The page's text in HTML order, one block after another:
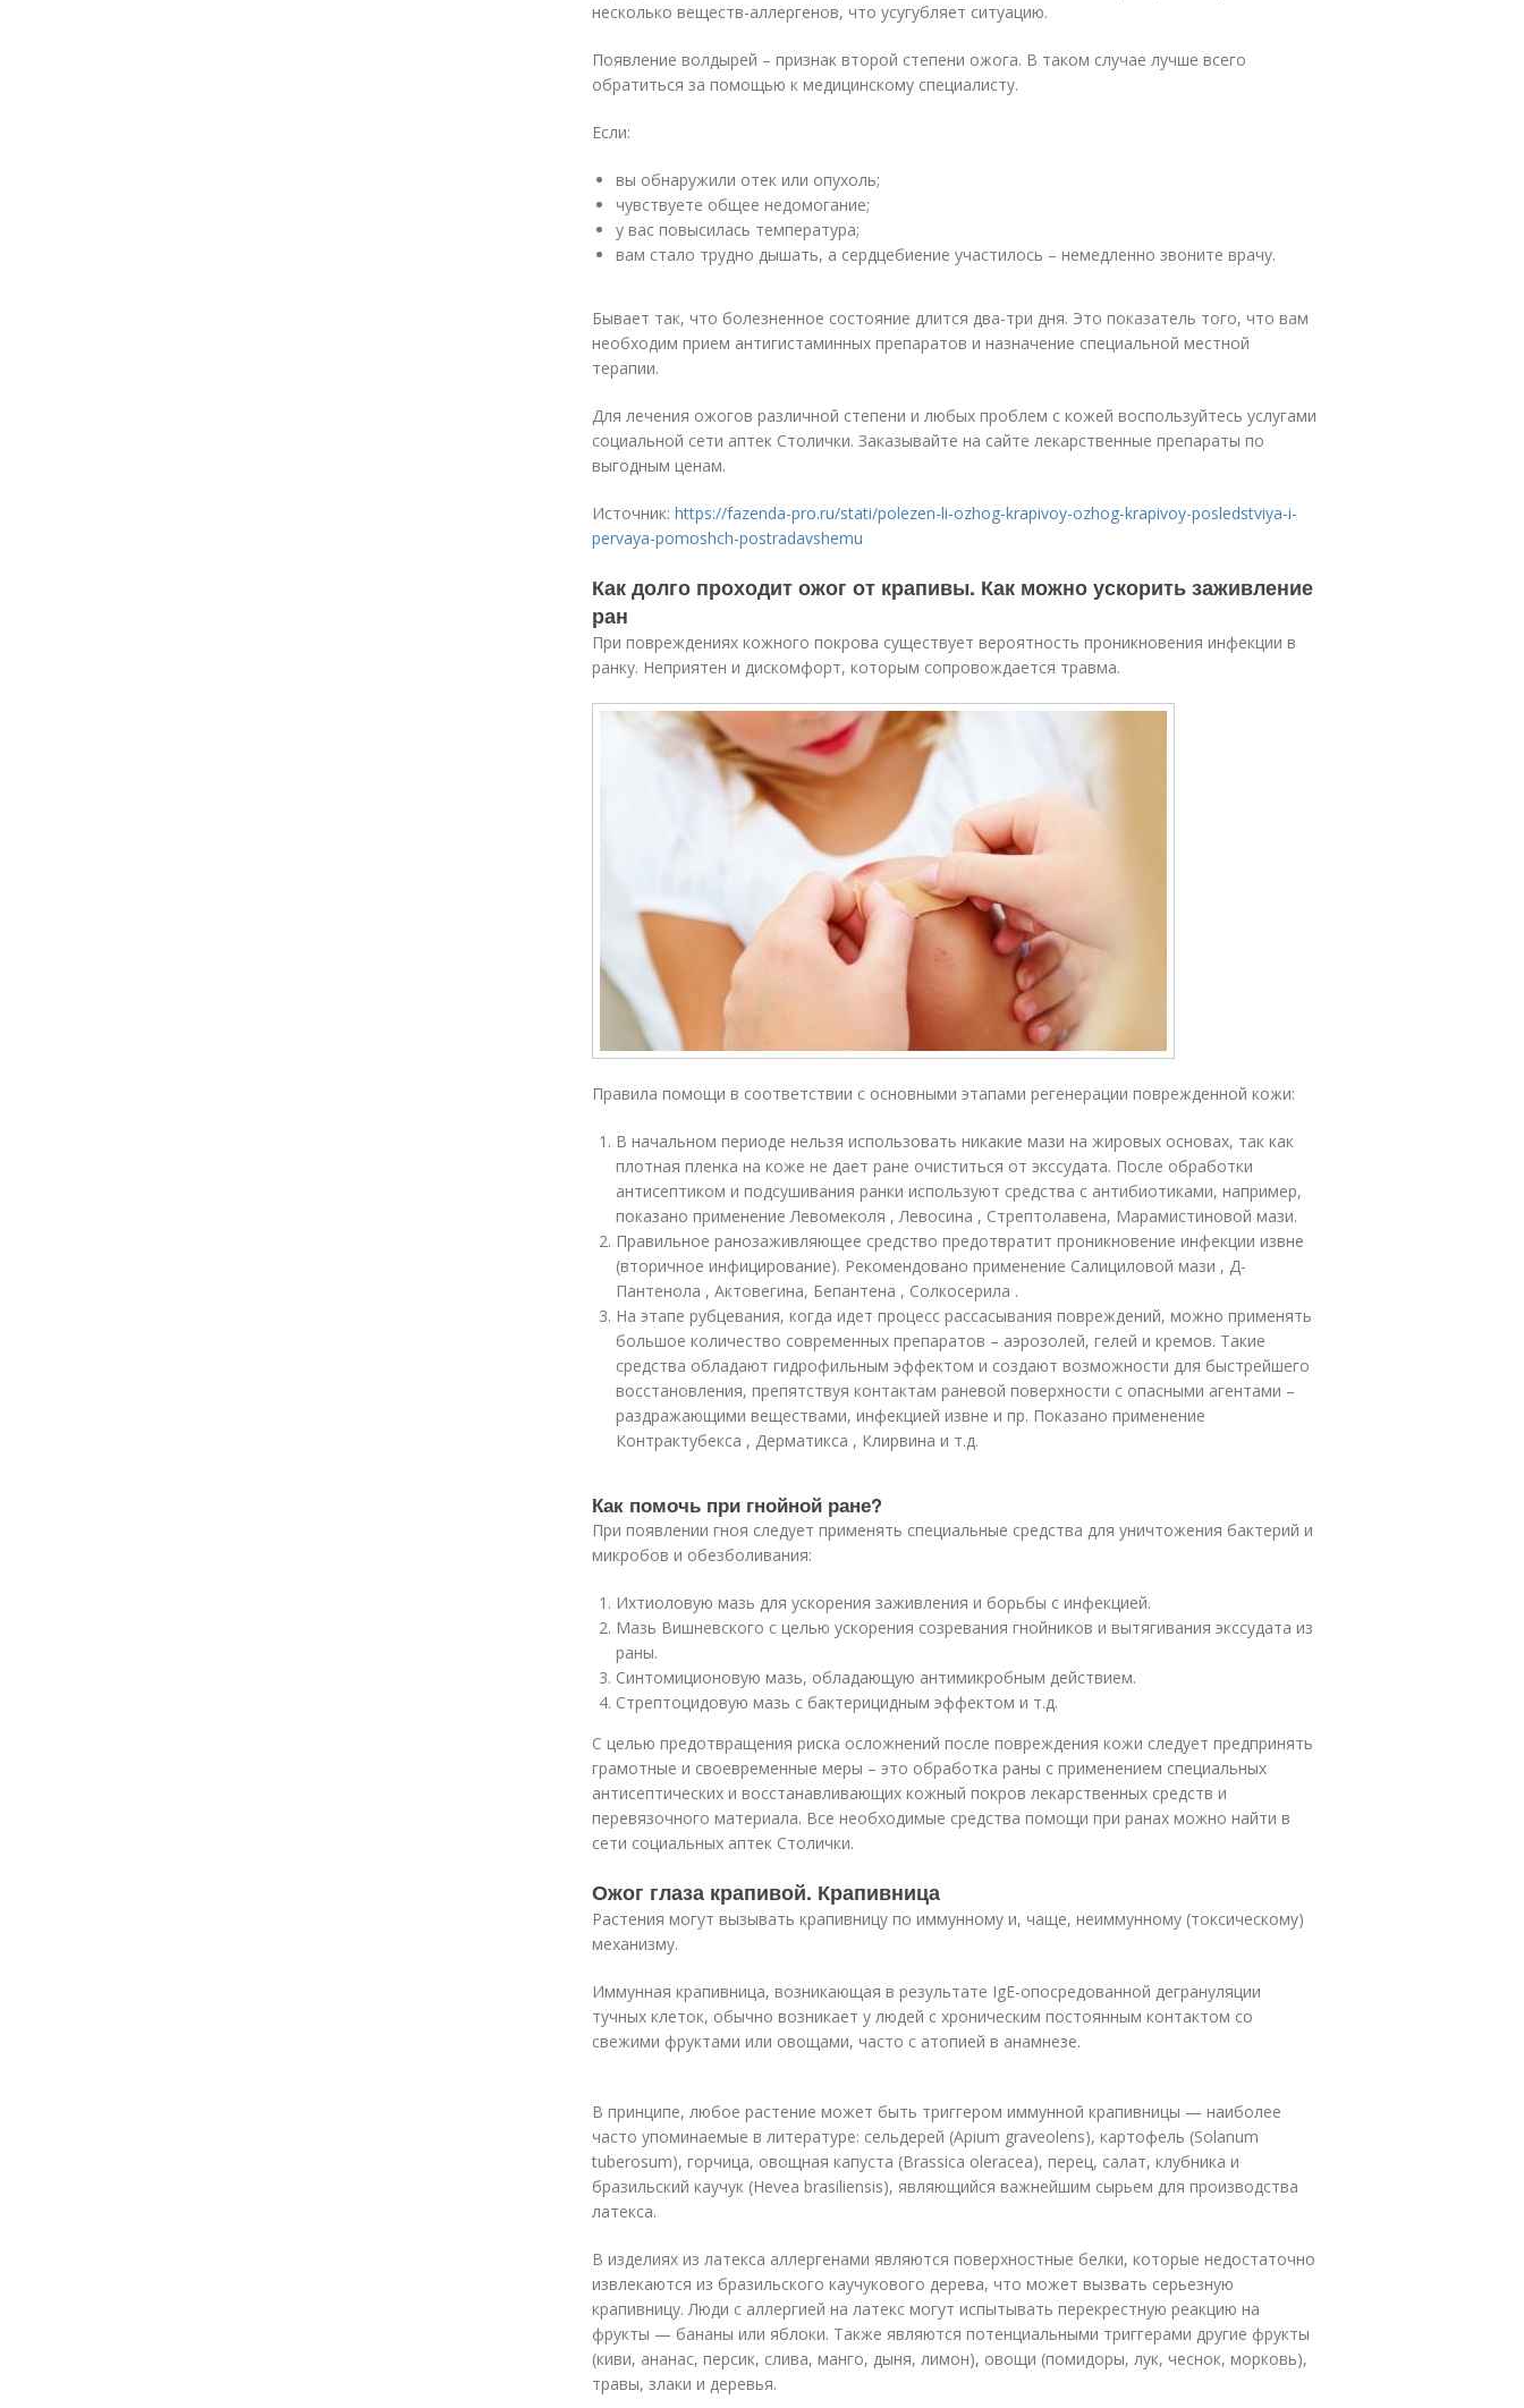
несколько веществ-аллергенов, что усугубляет ситуацию.
Появление волдырей – признак второй степени ожога. В таком случае лучше всего
обратиться за помощью к медицинскому специалисту.
Если:
вы обнаружили отек или опухоль;
чувствуете общее недомогание;
у вас повысилась температура;
вам стало трудно дышать, а сердцебиение участилось – немедленно звоните врачу.
Бывает так, что болезненное состояние длится два-три дня. Это показатель того, что вам
необходим прием антигистаминных препаратов и назначение специальной местной
терапии.
Для лечения ожогов различной степени и любых проблем с кожей воспользуйтесь услугами
социальной сети аптек Столички. Заказывайте на сайте лекарственные препараты по
выгодным ценам.
Источник: https://fazenda-pro.ru/stati/polezen-li-ozhog-krapivoy-ozhog-krapivoy-posledstviya-i-
pervaya-pomoshch-postradavshemu
Как долго проходит ожог от крапивы. Как можно ускорить заживление
ран
При повреждениях кожного покрова существует вероятность проникновения инфекции в
ранку. Неприятен и дискомфорт, которым сопровождается травма.
Правила помощи в соответствии с основными этапами регенерации поврежденной кожи:
В начальном периоде нельзя использовать никакие мази на жировых основах, так как
плотная пленка на коже не дает ране очиститься от экссудата. После обработки
антисептиком и подсушивания ранки используют средства с антибиотиками, например,
показано применение Левомеколя , Левосина , Стрептолавена, Марамистиновой мази.
Правильное ранозаживляющее средство предотвратит проникновение инфекции извне
(вторичное инфицирование). Рекомендовано применение Салициловой мази , Д-
Пантенола , Актовегина, Бепантена , Солкосерила .
На этапе рубцевания, когда идет процесс рассасывания повреждений, можно применять
большое количество современных препаратов – аэрозолей, гелей и кремов. Такие
средства обладают гидрофильным эффектом и создают возможности для быстрейшего
восстановления, препятствуя контактам раневой поверхности с опасными агентами –
раздражающими веществами, инфекцией извне и пр. Показано применение
Контрактубекса , Дерматикса , Клирвина и т.д.
Как помочь при гнойной ране?
При появлении гноя следует применять специальные средства для уничтожения бактерий и
микробов и обезболивания:
Ихтиоловую мазь для ускорения заживления и борьбы с инфекцией.
Мазь Вишневского с целью ускорения созревания гнойников и вытягивания экссудата из
раны.
Синтомиционовую мазь, обладающую антимикробным действием.
Стрептоцидовую мазь с бактерицидным эффектом и т.д.
С целью предотвращения риска осложнений после повреждения кожи следует предпринять
грамотные и своевременные меры – это обработка раны с применением специальных
антисептических и восстанавливающих кожный покров лекарственных средств и
перевязочного материала. Все необходимые средства помощи при ранах можно найти в
сети социальных аптек Столички.
Ожог глаза крапивой. Крапивница
Растения могут вызывать крапивницу по иммунному и, чаще, неиммунному (токсическому)
механизму.
Иммунная крапивница, возникающая в результате IgE-опосредованной дегрануляции
тучных клеток, обычно возникает у людей с хроническим постоянным контактом со
свежими фруктами или овощами, часто с атопией в анамнезе.
В принципе, любое растение может быть триггером иммунной крапивницы — наиболее
часто упоминаемые в литературе: сельдерей (Apium graveolens), картофель (Solanum
tuberosum), горчица, овощная капуста (Brassica oleracea), перец, салат, клубника и
бразильский каучук (Hevea brasiliensis), являющийся важнейшим сырьем для производства
латекса.
В изделиях из латекса аллергенами являются поверхностные белки, которые недостаточно
извлекаются из бразильского каучукового дерева, что может вызвать серьезную
крапивницу. Люди с аллергией на латекс могут испытывать перекрестную реакцию на
фрукты — бананы или яблоки. Также являются потенциальными триггерами другие фрукты
(киви, ананас, персик, слива, манго, дыня, лимон), овощи (помидоры, лук, чеснок, морковь),
травы, злаки и деревья.